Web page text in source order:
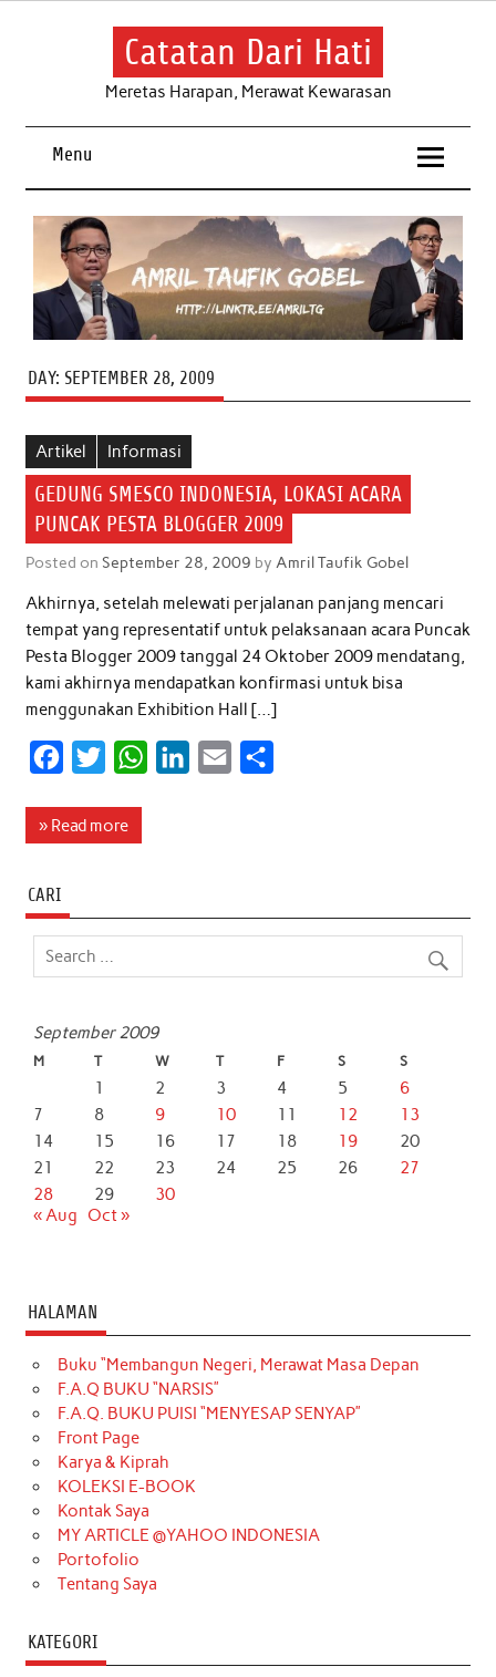
Skip
Catatan Dari Hati
Meretas Harapan, Merawat Kewarasan
Menu
DAY: SEPTEMBER 28, 2009
Artikel Informasi
GEDUNG SMESCO INDONESIA, LOKASI ACARA
PUNCAK PESTA BLOGGER 2009
Posted on September 28, 2009 by Amril Taufik Gobel
Akhirnya, setelah melewati perjalanan panjang mencari
tempat yang representatif untuk pelaksanaan acara Puncak
Pesta Blogger 2009 tanggal 24 Oktober 2009 mendatang,
kami akhirnya mendapatkan konfirmasi untuk bisa
menggunakan Exhibition Hall […]
c
o
o
i
e
W
A
d
» Read more
CARI
September 2009
M T W T F S S
1 2 3 4 5
6
7
8 9 10 11 12
13
14
15 16 17 18 19
20
21
22 23 24 25 26
27
28
29
30
« Aug
Oct »
HALAMAN
Buku “Membangun Negeri, Merawat Masa Depan
F.A.Q BUKU “NARSIS”
F.A.Q. BUKU PUISI “MENYESAP SENYAP”
Front Page
Karya & Kiprah
KOLEKSI E-BOOK
Kontak Saya
MY ARTICLE @YAHOO INDONESIA
Portofolio
Tentang Saya
KATEGORI